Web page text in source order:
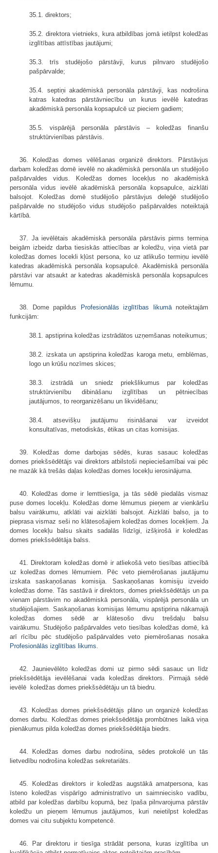
35.1. direktors;
35.2. direktora vietnieks, kura atbildības jomā ietilpst koledžas
izglītības attīstības jautājumi;
35.3. trīs studējošo pārstāvji, kurus pilnvaro studējošo
pašpārvalde;
35.4. septiņi akadēmiskā personāla pārstāvji, kas nodrošina
katras katedras pārstāvniecību un kurus ievēlē katedras
akadēmiskā personāla kopsapulcē uz pieciem gadiem;
35.5. vispārējā personāla pārstāvis – koledžas finanšu
struktūrvienības pārstāvis.
36. Koledžas domes vēlēšanas organizē direktors. Pārstāvjus
darbam koledžas domē ievēlē no akadēmiskā personāla un studējošo
pašpārvaldes vidus. Koledžas domes locekļus no akadēmiskā
personāla vidus ievēlē akadēmiskā personāla kopsapulce, aizklāti
balsojot. Koledžas domē studējošo pārstāvjus deleģē studējošo
pašpārvalde no studējošo vidus studējošo pašpārvaldes noteiktajā
kārtībā.
37. Ja ievēlētais akadēmiskā personāla pārstāvis pirms termiņa
beigām izbeidz darba tiesiskās attiecības ar koledžu, viņa vietā par
koledžas domes locekli kļūst persona, ko uz atlikušo termiņu ievēlē
katedras akadēmiskā personāla kopsapulcē. Akadēmiskā personāla
pārstāvi var atsaukt ar katedras akadēmiskā personāla kopsapulces
lēmumu.
38. Dome papildus Profesionālās izglītības likumānoteiktajām
funkcijām:
38.1. apstiprina koledžas izstrādātos uzņemšanas noteikumus;
38.2. izskata un apstiprina koledžas karoga metu, emblēmas,
logo un krūšu nozīmes skices;
38.3. izstrādā un sniedz priekšlikumus par koledžas
struktūrvienību dibināšanu izglītības un pētniecības
jautājumos, to reorganizēšanu un likvidēšanu;
38.4. atsevišķu jautājumu risināšanai var izveidot
konsultatīvas, metodiskās, ētikas un citas komisijas.
39. Koledžas dome darbojas sēdēs, kuras sasauc koledžas
domes priekšsēdētājs vai direktors atbilstoši nepieciešamībai vai pēc
ne mazāk kā trešās daļas koledžas domes locekļu ierosinājuma.
40. Koledžas dome ir lemttiesīga, ja tās sēdē piedalās vismaz
puse domes locekļu. Koledžas dome lēmumus pieņem ar vienkāršu
balsu vairākumu, atklāti vai aizklāti balsojot. Aizklāti balso, ja to
pieprasa vismaz seši no klātesošajiem koledžas domes locekļiem. Ja
domes locekļu balsu skaits sadalās līdzīgi, izšķirošā ir koledžas
domes priekšsēdētāja balss.
41. Direktoram koledžas domē ir atliekošā veto tiesības attiecībā
uz koledžas domes lēmumiem. Pēc veto piemērošanas jautājumu
izskata saskaņošanas komisija. Saskaņošanas komisiju izveido
koledžas dome. Tās sastāvā ir direktors, domes priekšsēdētājs un pa
vienam pārstāvim no akadēmiskā personāla, vispārējā personāla un
studējošajiem. Saskaņošanas komisijas lēmumu apstiprina nākamajā
koledžas domes sēdē ar klātesošo divu trešdaļu balsu
vairākumu. Studējošo pašpārvaldes veto tiesības koledžas domē, kā
arī rīcību pēc studējošo pašpārvaldes veto piemērošanas nosaka
Profesionālās izglītības likums
42. Jaunievēlēto koledžas domi uz pirmo sēdi sasauc un līdz
priekšsēdētāja ievēlēšanai vada koledžas direktors. Pirmajā sēdē
ievēlē koledžas domes priekšsēdētāju un tā biedru.
43. Koledžas domes priekšsēdētājs plāno un organizē koledžas
domes darbu. Koledžas domes priekšsēdētāja prombūtnes laikā viņa
pienākumus pilda koledžas domes priekšsēdētāja biedrs.
44. Koledžas domes darbu nodrošina, sēdes protokolē un tās
lietvedību nodrošina koledžas sekretariāts.
45. Koledžas direktors ir koledžas augstākā amatpersona, kas
īsteno koledžas vispārīgo administratīvo un saimniecisko vadību,
atbild par koledžas darbību kopumā, bez īpaša pilnvarojuma pārstāv
koledžu un pieņem lēmumus jautājumos, kuri neietilpst koledžas
domes vai citu subjektu kompetencē.
46. Par direktoru ir tiesīga strādāt persona, kuras izglītība un